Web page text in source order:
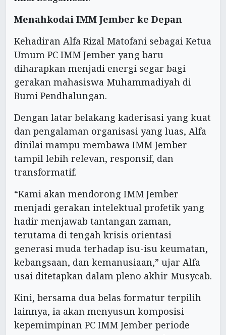
Menahkodai IMM Jember ke Depan
Kehadiran Alfa Rizal Matofani sebagai Ketua
Umum PC IMM Jember yang baru
diharapkan menjadi energi segar bagi
gerakan mahasiswa Muhammadiyah di
Bumi Pendhalungan.
Dengan latar belakang kaderisasi yang kuat
dan pengalaman organisasi yang luas, Alfa
dinilai mampu membawa IMM Jember
tampil lebih relevan, responsif, dan
transformatif.
“Kami akan mendorong IMM Jember
menjadi gerakan intelektual profetik yang
hadir menjawab tantangan zaman,
terutama di tengah krisis orientasi
generasi muda terhadap isu-isu keumatan,
kebangsaan, dan kemanusiaan,” ujar Alfa
usai ditetapkan dalam pleno akhir Musycab.
Kini, bersama dua belas formatur terpilih
lainnya, ia akan menyusun komposisi
kepemimpinan PC IMM Jember periode